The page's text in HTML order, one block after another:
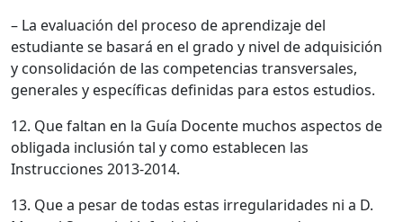
– La evaluación del proceso de aprendizaje del
estudiante se basará en el grado y nivel de adquisición
y consolidación de las competencias transversales,
generales y específicas definidas para estos estudios.
12. Que faltan en la Guía Docente muchos aspectos de
obligada inclusión tal y como establecen las
Instrucciones 2013-2014.
13. Que a pesar de todas estas irregularidades ni a D.